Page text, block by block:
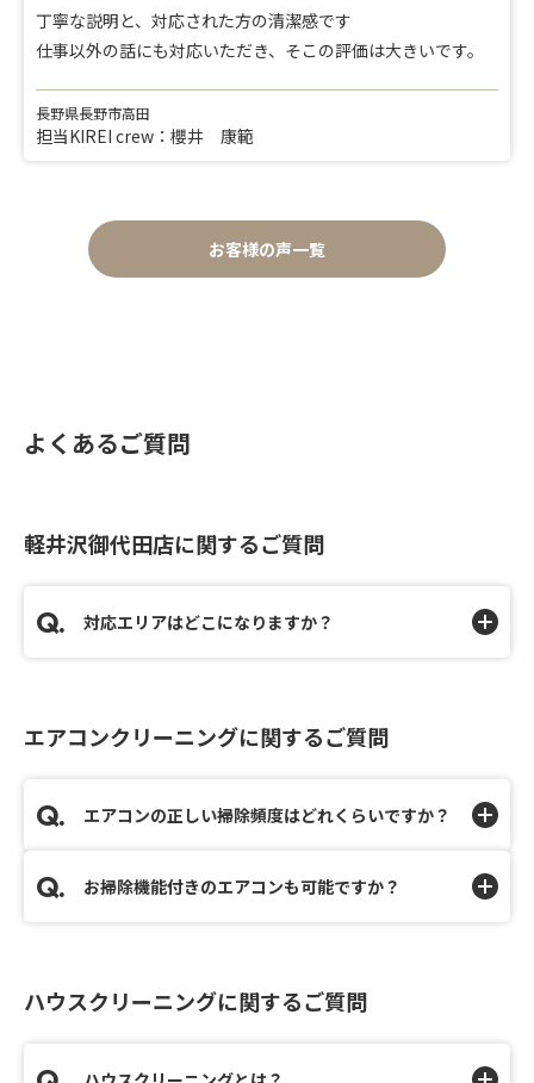
丁寧な説明と、対応された方の清潔感です
仕事以外の話にも対応いただき、そこの評価は大きいです。
長野県長野市高田
担当KIREI crew：櫻井 康範
お客様の声一覧
よくあるご質問
軽井沢御代田店に関するご質問
対応エリアはどこになりますか？
エアコンクリーニングに関するご質問
エアコンの正しい掃除頻度はどれくらいですか？
お掃除機能付きのエアコンも可能ですか？
ハウスクリーニングに関するご質問